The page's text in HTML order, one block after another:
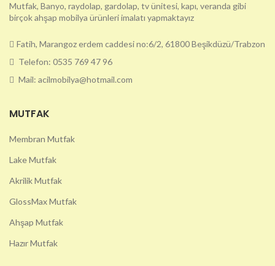
Mutfak, Banyo, raydolap, gardolap, tv ünitesi, kapı, veranda gibi
birçok ahşap mobilya ürünleri imalatı yapmaktayız
Fatih, Marangoz erdem caddesi no:6/2, 61800 Beşikdüzü/Trabzon
Telefon: 0535 769 47 96
Mail: acilmobilya@hotmail.com
MUTFAK
Membran Mutfak
Lake Mutfak
Akrilik Mutfak
GlossMax Mutfak
Ahşap Mutfak
Hazır Mutfak